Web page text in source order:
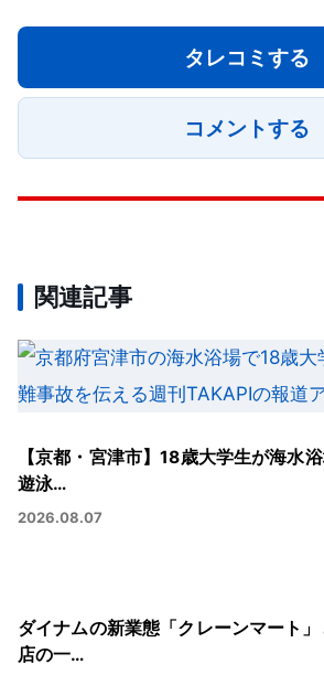
タレコミする
コメントする
関連記事
【京都・宮津市】18歳大学生が海水
遊泳…
2026.08.07
ダイナムの新業態「クレーンマート
店の一…